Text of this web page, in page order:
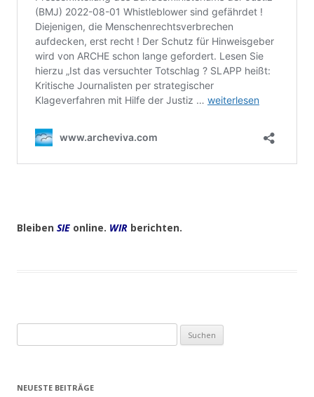
Bleiben SIE online. WIR berichten.
nach:
NEUESTE BEITRÄGE